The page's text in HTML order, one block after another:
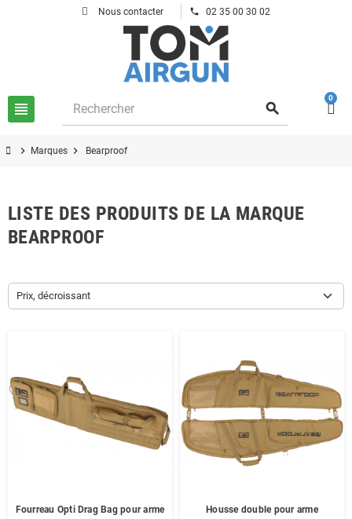
Nous contacter phone 02 35 00 30 02
view_headline search
0
chevron_right Marques chevron_right Bearproof
LISTE DES PRODUITS DE LA MARQUE
BEARPROOF
Prix, décroissant
Fourreau Opti Drag Bag pour arme
Housse double pour arme